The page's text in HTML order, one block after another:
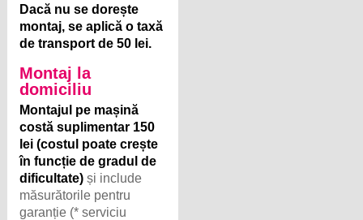
Dacă nu se dorește
montaj, se aplică o taxă
de transport de 50 lei.
Montaj la
domiciliu
Montajul pe mașină
costă suplimentar 150
lei (costul poate crește
în funcție de gradul de
dificultate) și include
măsurătorile pentru
garanție (* serviciu